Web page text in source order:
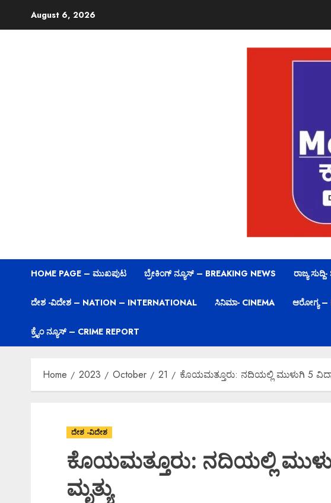
August 6, 2026
HOME PAGE – ಮುಖಪುಟ ಬ್ರೇಕಿಂಗ್ ನ್ಯೂಸ್ – BREAKING NEWS ರಾಜ್ಯ
ದೇಶ -ವಿದೇಶ – NATION – INTERNATIONAL ಸಿನಿಮಾ- CINEMA ಆರೋಗ್ಯ –
ಕ್ರೈಂ ನ್ಯೂಸ್ – CRIME REPORT
Home 2023 October 21 ಕೊಯಮತ್ತೂರು: ನದಿಯಲ್ಲಿ ಮುಳುಗಿ 5
ದೇಶ -ವಿದೇಶ
ಕೊಯಮತ್ತೂರು: ನದಿಯಲ್ಲಿ
ಮೃತ್ಯು